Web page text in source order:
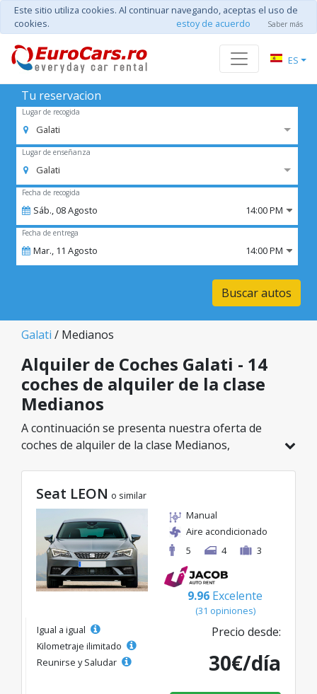
Este sitio utiliza cookies. Al continuar navegando, aceptas el uso de
cookies.
estoy de acuerdo Saber más
ES
Tu reservacion
Lugar de recogida
Galati
Lugar de enseñanza
Galati
Fecha de recogida
Sáb.,08Agosto 14:00 PM
Fecha de entrega
Mar., 11 Agosto 14:00 PM
Buscar autos
Galati / Medianos
Alquiler de Coches Galati - 14
coches de alquiler de la clase
Medianos
A continuación se presenta nuestra oferta de
coches de alquiler de la clase Medianos,
de la categoría seleccionada, con tarifas
excelentes desde solo 28€/día.
Seat LEON o similar
Manual
Aire acondicionado
5
4 3
9.96 Excelente
(31 opiniones)
Igual a igual
Kilometraje ilimitado
Reunirse y Saludar
Precio desde:
30€/día